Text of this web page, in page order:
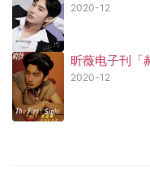
2020-12
昕薇电子刊「
2020-12